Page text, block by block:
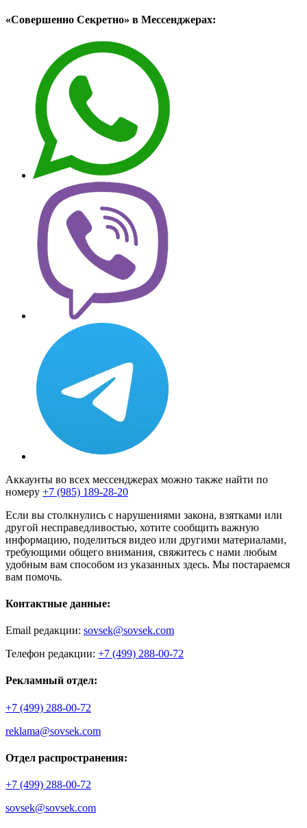
«Совершенно Секретно» в Мессенджерах:
Аккаунты во всех мессенджерах можно также найти по
номеру +7 (985) 189-28-20
Если вы столкнулись с нарушениями закона, взятками или
другой несправедливостью, хотите сообщить важную
информацию, поделиться видео или другими материалами,
требующими общего внимания, свяжитесь с нами любым
удобным вам способом из указанных здесь. Мы постараемся
вам помочь.
Контактные данные:
Email редакции: sovsek@sovsek.com
Телефон редакции: +7 (499) 288-00-72
Рекламный отдел:
+7 (499) 288-00-72
reklama@sovsek.com
Отдел распространения:
+7 (499) 288-00-72
sovsek@sovsek.com